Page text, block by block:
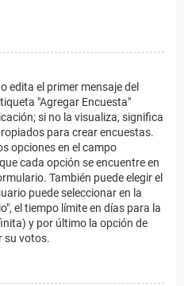
edita el primer mensaje del
"Agregar Encuesta"
si no la visualiza, significa
para crear encuestas.
opciones en el campo
cada opción se encuentre en
También puede elegir el
puede seleccionar en la
el tiempo límite en días para la
y por último la opción de
su votos.